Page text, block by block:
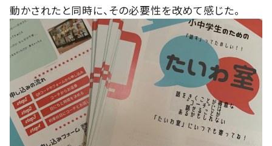
動かされたと同時に、その必要性を改めて感じた。